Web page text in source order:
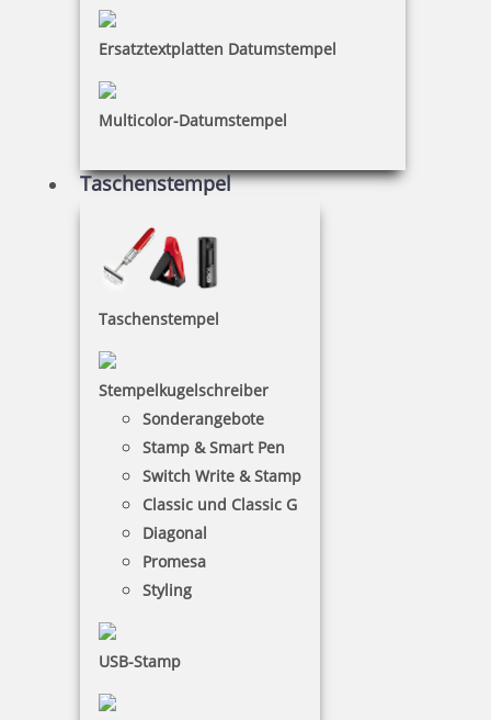
Ersatztextplatten Datumstempel
Multicolor-Datumstempel
Taschenstempel
Taschenstempel
Stempelkugelschreiber
Sonderangebote
Stamp & Smart Pen
Switch Write & Stamp
Classic und Classic G
Diagonal
Promesa
Styling
USB-Stamp